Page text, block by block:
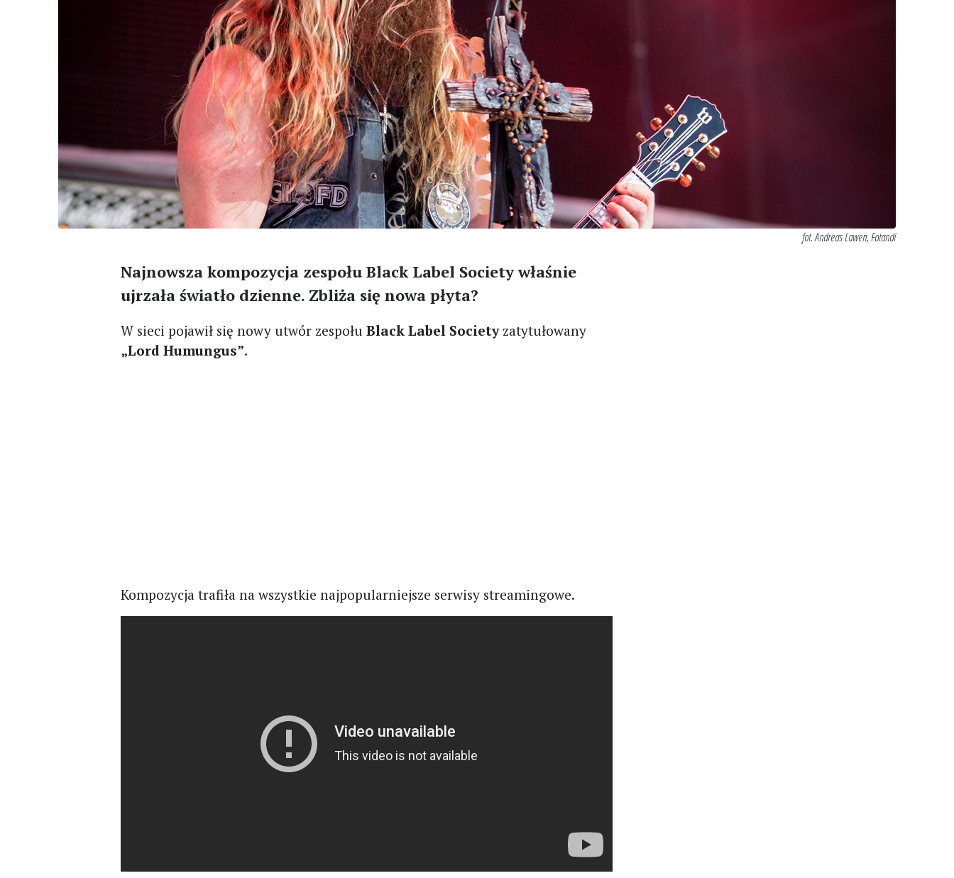
fot. Andreas Lawen, Fotandi
Najnowsza kompozycja zespołu Black Label Society właśnie
ujrzała światło dzienne. Zbliża się nowa płyta?
W sieci pojawił się nowy utwór zespołu Black Label Society zatytułowany
„Lord Humungus”.
Kompozycja trafiła na wszystkie najpopularniejsze serwisy streamingowe.